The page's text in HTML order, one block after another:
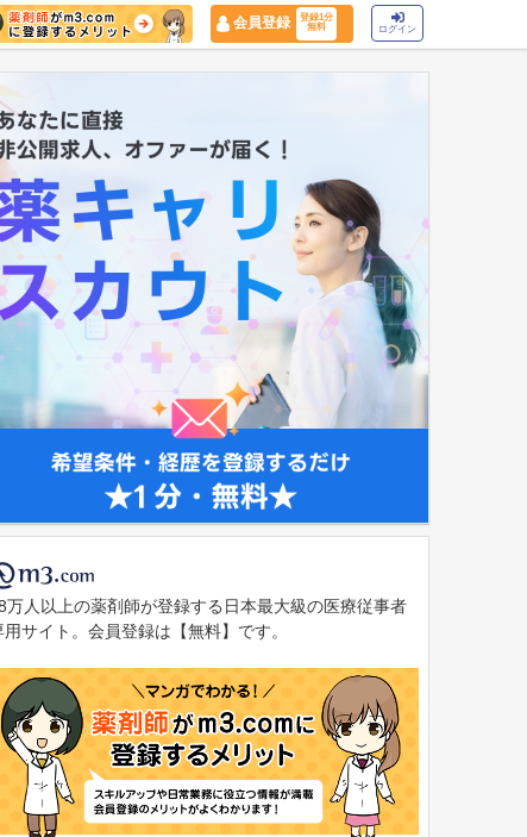
会員登録
登録1分
無料
ログイン
イナ保険証
万人以上の薬剤師が登録する日本最大級の医療従事者
用サイト。会員登録は【無料】です。